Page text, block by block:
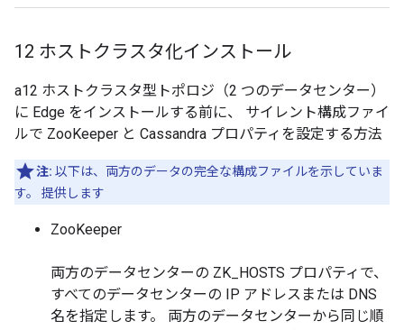
12 ホストクラスタ化インストール
a12 ホストクラスタ型トポロジ（2 つのデータセンター）
に Edge をインストールする前に、 サイレント構成ファイ
ルで ZooKeeper と Cassandra プロパティを設定する方法
注: 以下は、両方のデータの完全な構成ファイルを示していま
す。 提供します
ZooKeeper
両方のデータセンターの ZK_HOSTS プロパティで、
すべてのデータセンターの IP アドレスまたは DNS
名を指定します。 両方のデータセンターから同じ順